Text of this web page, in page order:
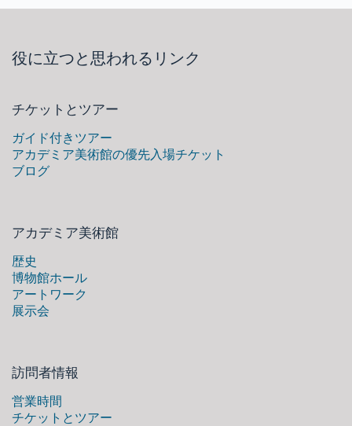
役に立つと思われるリンク
チケットとツアー
ガイド付きツアー
アカデミア美術館の優先入場チケット
ブログ
アカデミア美術館
歴史
博物館ホール
アートワーク
展示会
訪問者情報
営業時間
チケットとツアー